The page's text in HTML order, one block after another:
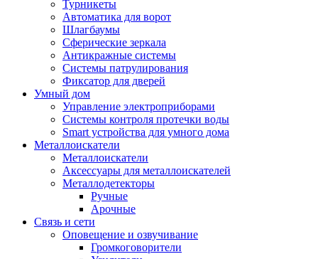
Турникеты
Автоматика для ворот
Шлагбаумы
Сферические зеркала
Антикражные системы
Системы патрулирования
Фиксатор для дверей
Умный дом
Управление электроприборами
Системы контроля протечки воды
Smart устройства для умного дома
Металлоискатели
Металлоискатели
Аксессуары для металлоискателей
Металлодетекторы
Ручные
Арочные
Связь и сети
Оповещение и озвучивание
Громкоговорители